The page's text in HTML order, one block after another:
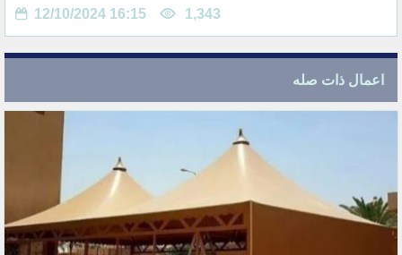
12/10/2024 16:15 1,343
اعمال ذات صله